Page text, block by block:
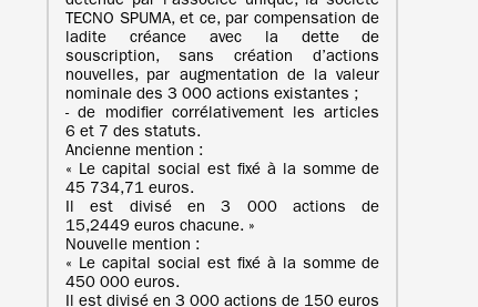
TECNO SPUMA, et ce, par compensation de
ladite créance avec la dette de
souscription, sans création d’actions
nouvelles, par augmentation de la valeur
nominale des 3 000 actions existantes ;
- de modifier corrélativement les articles
6 et 7 des statuts.
Ancienne mention :
« Le capital social est fixé à la somme de
45 734,71 euros.
Il est divisé en 3 000 actions de
15,2449 euros chacune. »
Nouvelle mention :
« Le capital social est fixé à la somme de
450 000 euros.
Il est divisé en 3 000 actions de 150 euros